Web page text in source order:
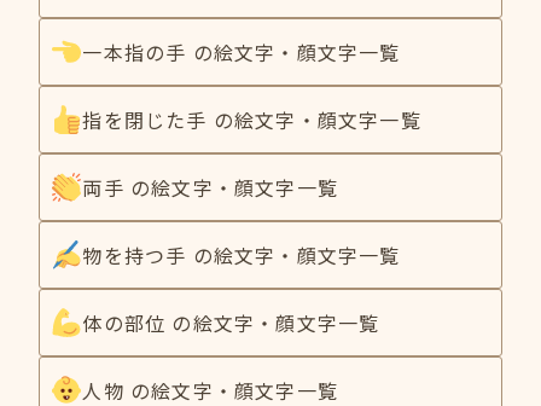
一本指の手 の絵文字・顔文字一覧
指を閉じた手 の絵文字・顔文字一覧
両手 の絵文字・顔文字一覧
物を持つ手 の絵文字・顔文字一覧
体の部位 の絵文字・顔文字一覧
人物 の絵文字・顔文字一覧